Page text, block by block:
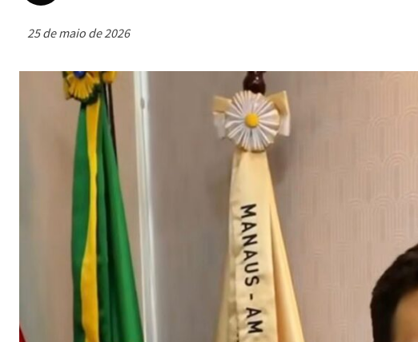
25 de maio de 2026